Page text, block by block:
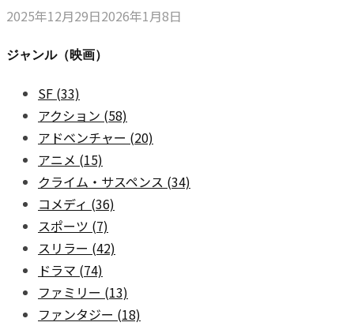
2025年12月29日2026年1月8日
ジャンル（映画）
SF (33)
アクション (58)
アドベンチャー (20)
アニメ (15)
クライム・サスペンス (34)
コメディ (36)
スポーツ (7)
スリラー (42)
ドラマ (74)
ファミリー (13)
ファンタジー (18)